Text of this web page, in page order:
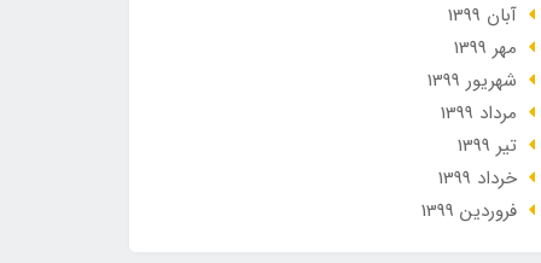
آبان 1399
مهر 1399
شهریور 1399
مرداد 1399
تير 1399
خرداد 1399
فروردین 1399